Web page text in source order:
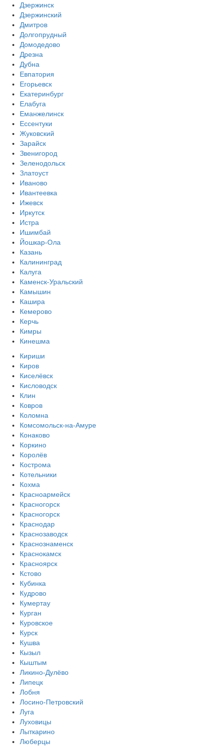
Дзержинск
Дзержинский
Дмитров
Долгопрудный
Домодедово
Дрезна
Дубна
Евпатория
Егорьевск
Екатеринбург
Елабуга
Еманжелинск
Ессентуки
Жуковский
Зарайск
Звенигород
Зеленодольск
Златоуст
Иваново
Ивантеевка
Ижевск
Иркутск
Истра
Ишимбай
Йошкар-Ола
Казань
Калининград
Калуга
Каменск-Уральский
Камышин
Кашира
Кемерово
Керчь
Кимры
Кинешма
Кириши
Киров
Киселёвск
Кисловодск
Клин
Ковров
Коломна
Комсомольск-на-Амуре
Конаково
Коркино
Королёв
Кострома
Котельники
Кохма
Красноармейск
Красногорск
Красногорск
Краснодар
Краснозаводск
Краснознаменск
Краснокамск
Красноярск
Кстово
Кубинка
Кудрово
Кумертау
Курган
Куровское
Курск
Кушва
Кызыл
Кыштым
Ликино-Дулёво
Липецк
Лобня
Лосино-Петровский
Луга
Луховицы
Лыткарино
Люберцы